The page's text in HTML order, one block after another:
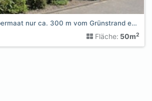
Ferienwohnung Obermaat nur ca. 300 m vom Grünstrand entfernt
Fläche: 50m2